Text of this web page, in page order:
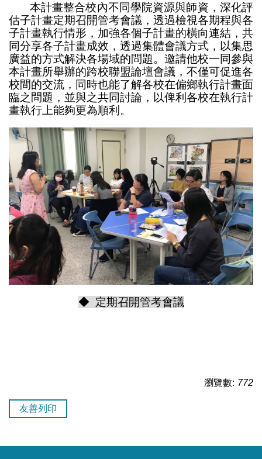
本計畫整合校內不同學院資源與師資，深化評
估子計畫定期召開管考會議，透過檢視各期程與各
子計畫執行情形，加強各個子計畫的橫向連結，共
同分享各子計畫成效，透過集體會議方式，以集思
廣益的方式解決各場域的問題。邀請他校一同參與
本計畫所舉辦的跨校聯盟論壇會議，不僅可促進各
校間的交流，同時也能了解各校在偏鄉執行計畫面
臨之問題，並與之共同討論，以俾利各校在執行計
畫執行上能夠更為順利。
◆ 定期召開管考會議
瀏覽數: 772
友善列印